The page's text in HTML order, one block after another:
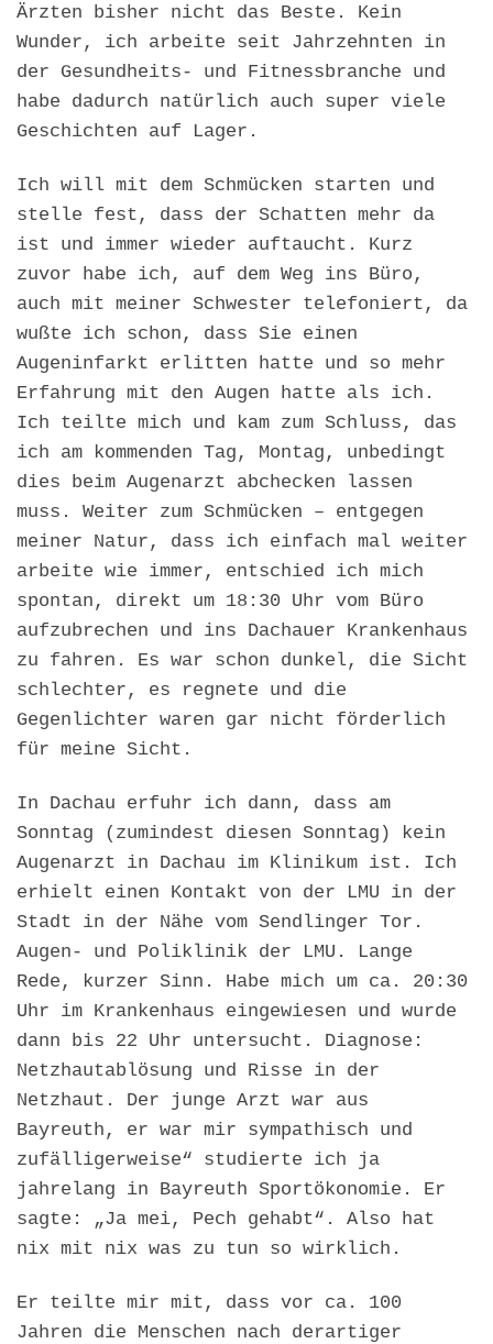
Ärzten bisher nicht das Beste. Kein
Wunder, ich arbeite seit Jahrzehnten in
der Gesundheits- und Fitnessbranche und
habe dadurch natürlich auch super viele
Geschichten auf Lager.
Ich will mit dem Schmücken starten und
stelle fest, dass der Schatten mehr da
ist und immer wieder auftaucht. Kurz
zuvor habe ich, auf dem Weg ins Büro,
auch mit meiner Schwester telefoniert, da
wußte ich schon, dass Sie einen
Augeninfarkt erlitten hatte und so mehr
Erfahrung mit den Augen hatte als ich.
Ich teilte mich und kam zum Schluss, das
ich am kommenden Tag, Montag, unbedingt
dies beim Augenarzt abchecken lassen
muss. Weiter zum Schmücken – entgegen
meiner Natur, dass ich einfach mal weiter
arbeite wie immer, entschied ich mich
spontan, direkt um 18:30 Uhr vom Büro
aufzubrechen und ins Dachauer Krankenhaus
zu fahren. Es war schon dunkel, die Sicht
schlechter, es regnete und die
Gegenlichter waren gar nicht förderlich
für meine Sicht.
In Dachau erfuhr ich dann, dass am
Sonntag (zumindest diesen Sonntag) kein
Augenarzt in Dachau im Klinikum ist. Ich
erhielt einen Kontakt von der LMU in der
Stadt in der Nähe vom Sendlinger Tor.
Augen- und Poliklinik der LMU. Lange
Rede, kurzer Sinn. Habe mich um ca. 20:30
Uhr im Krankenhaus eingewiesen und wurde
dann bis 22 Uhr untersucht. Diagnose:
Netzhautablösung und Risse in der
Netzhaut. Der junge Arzt war aus
Bayreuth, er war mir sympathisch und
zufälligerweise“ studierte ich ja
jahrelang in Bayreuth Sportökonomie. Er
sagte: „Ja mei, Pech gehabt“. Also hat
nix mit nix was zu tun so wirklich.
Er teilte mir mit, dass vor ca. 100
Jahren die Menschen nach derartiger